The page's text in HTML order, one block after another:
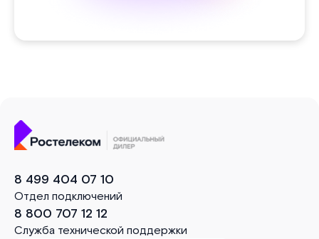
8 499 404 07 10
Отдел подключений
8 800 707 12 12
Служба технической поддержки